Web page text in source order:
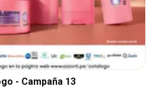
Azzorti plus catálogo - Campaña 13